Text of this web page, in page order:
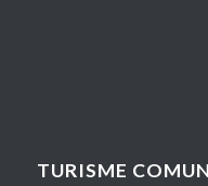
TURISME